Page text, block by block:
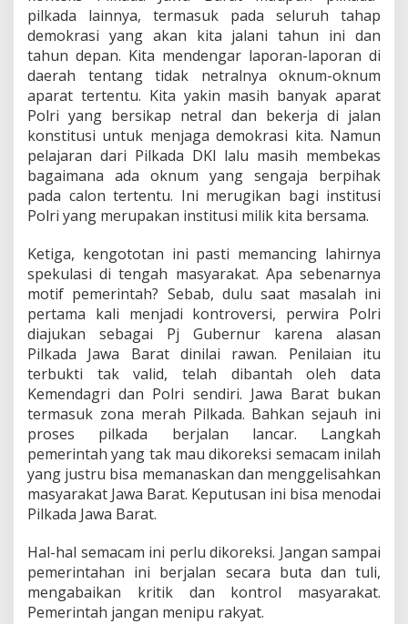
pilkada lainnya, termasuk pada seluruh tahap
demokrasi yang akan kita jalani tahun ini dan
tahun depan. Kita mendengar laporan-laporan di
daerah tentang tidak netralnya oknum-oknum
aparat tertentu. Kita yakin masih banyak aparat
Polri yang bersikap netral dan bekerja di jalan
konstitusi untuk menjaga demokrasi kita. Namun
pelajaran dari Pilkada DKI lalu masih membekas
bagaimana ada oknum yang sengaja berpihak
pada calon tertentu. Ini merugikan bagi institusi
Polri yang merupakan institusi milik kita bersama.
Ketiga, kengototan ini pasti memancing lahirnya
spekulasi di tengah masyarakat. Apa sebenarnya
motif pemerintah? Sebab, dulu saat masalah ini
pertama kali menjadi kontroversi, perwira Polri
diajukan sebagai Pj Gubernur karena alasan
Pilkada Jawa Barat dinilai rawan. Penilaian itu
terbukti tak valid, telah dibantah oleh data
Kemendagri dan Polri sendiri. Jawa Barat bukan
termasuk zona merah Pilkada. Bahkan sejauh ini
proses pilkada berjalan lancar. Langkah
pemerintah yang tak mau dikoreksi semacam inilah
yang justru bisa memanaskan dan menggelisahkan
masyarakat Jawa Barat. Keputusan ini bisa menodai
Pilkada Jawa Barat.
Hal-hal semacam ini perlu dikoreksi. Jangan sampai
pemerintahan ini berjalan secara buta dan tuli,
mengabaikan kritik dan kontrol masyarakat.
Pemerintah jangan menipu rakyat.